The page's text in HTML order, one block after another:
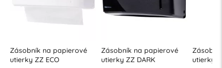
Zásobník na papierové
utierky ZZ ECO
Zásobník na papierové
utierky ZZ DARK
utierky